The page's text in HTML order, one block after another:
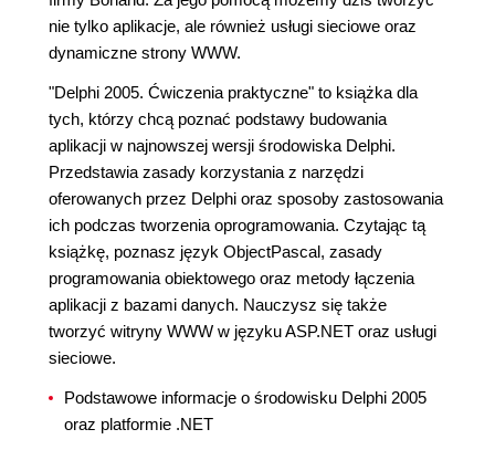
nie tylko aplikacje, ale również usługi sieciowe oraz
dynamiczne strony WWW.
"Delphi 2005. Ćwiczenia praktyczne" to książka dla
tych, którzy chcą poznać podstawy budowania
aplikacji w najnowszej wersji środowiska Delphi.
Przedstawia zasady korzystania z narzędzi
oferowanych przez Delphi oraz sposoby zastosowania
ich podczas tworzenia oprogramowania. Czytając tą
książkę, poznasz język ObjectPascal, zasady
programowania obiektowego oraz metody łączenia
aplikacji z bazami danych. Nauczysz się także
tworzyć witryny WWW w języku ASP.NET oraz usługi
sieciowe.
Podstawowe informacje o środowisku Delphi 2005
oraz platformie .NET